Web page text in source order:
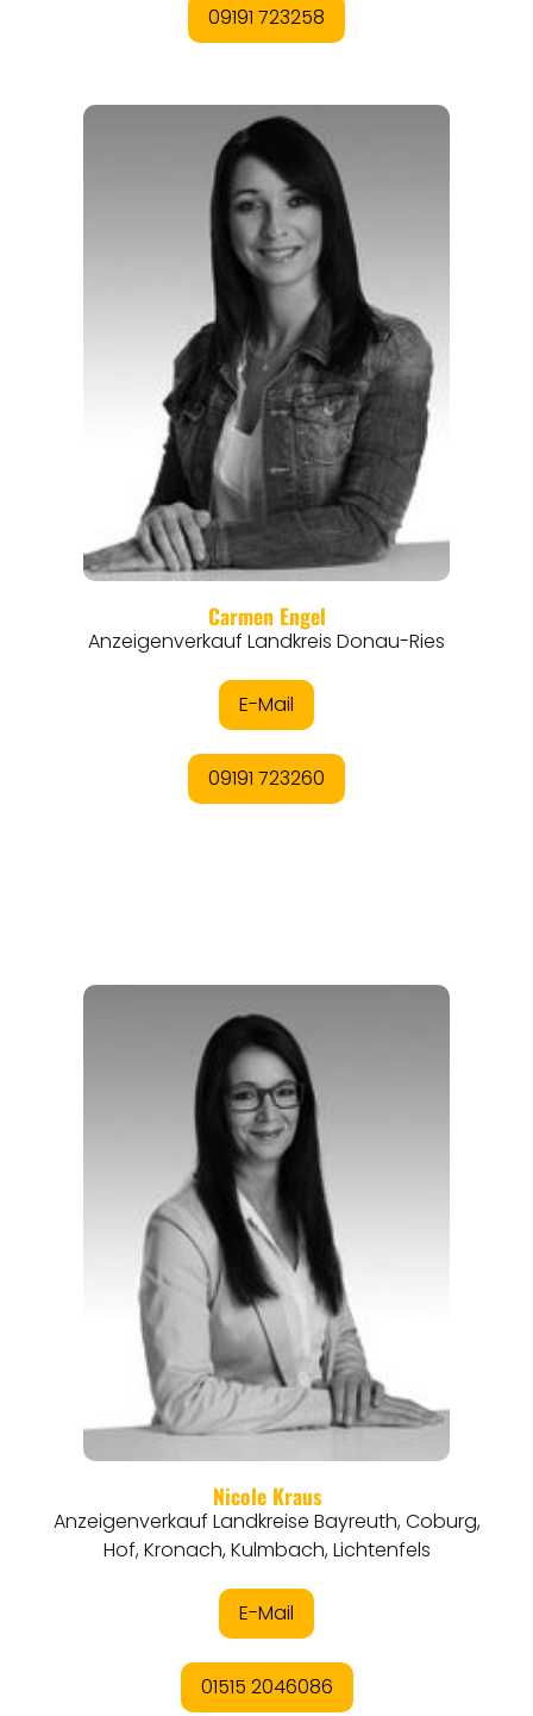
ORTE
EVENTS
REISEFÜHRER
REISEMAGAZINE
THEMEN
ANGEBOTE